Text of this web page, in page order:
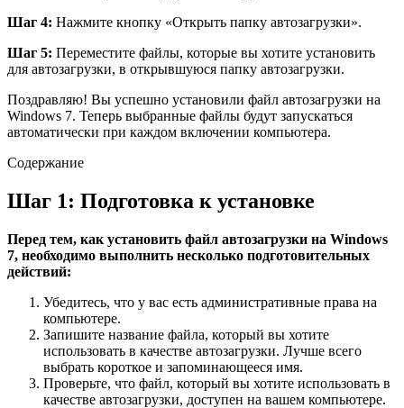
Шаг 4: Нажмите кнопку «Открыть папку автозагрузки».
Шаг 5: Переместите файлы, которые вы хотите установить
для автозагрузки, в открывшуюся папку автозагрузки.
Поздравляю! Вы успешно установили файл автозагрузки на
Windows 7. Теперь выбранные файлы будут запускаться
автоматически при каждом включении компьютера.
Содержание
Шаг 1: Подготовка к установке
Перед тем, как установить файл автозагрузки на Windows
7, необходимо выполнить несколько подготовительных
действий:
Убедитесь, что у вас есть административные права на
компьютере.
Запишите название файла, который вы хотите
использовать в качестве автозагрузки. Лучше всего
выбрать короткое и запоминающееся имя.
Проверьте, что файл, который вы хотите использовать в
качестве автозагрузки, доступен на вашем компьютере.